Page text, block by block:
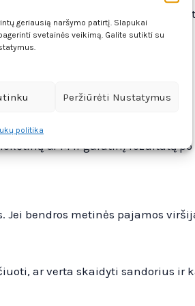
geriausią naršymo patirtį. Slapukai
svetainės veikimą. Galite sutikti su
Peržiūrėti Nustatymus
politika
.
pelnas
GPM ir galutinį rezultatą po
Jei bendros metinės pajamos
ar verta skaidyti sandorius ir